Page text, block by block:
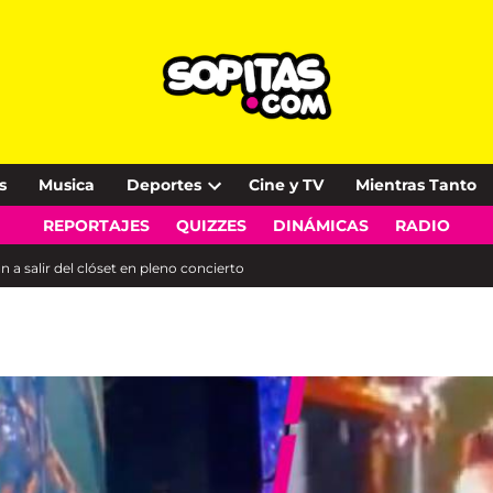
Musica Deportes
Open
dropdown
Cine y TV Mientras Tanto
REPORTAJES QUIZZES DINÁMICAS RADIO
a salir del clóset en pleno concierto